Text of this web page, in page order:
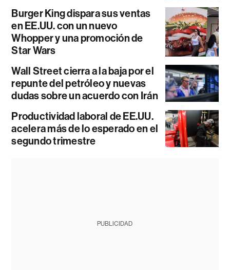
Burger King dispara sus ventas
en EE.UU. con un nuevo
Whopper y una promoción de
Star Wars
Wall Street cierra a la baja por el
repunte del petróleo y nuevas
dudas sobre un acuerdo con Irán
Productividad laboral de EE.UU.
acelera más de lo esperado en el
segundo trimestre
PUBLICIDAD